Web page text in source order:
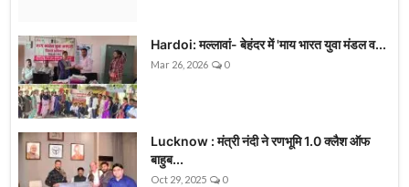
Hardoi: मल्लावां- बेहंदर में 'माय भारत युवा मंडल व...
Mar 26, 2026 0
Lucknow : मंत्री नंदी ने रणभूमि 1.0 क्लैश ऑफ
बाहुब...
Oct 29, 2025 0